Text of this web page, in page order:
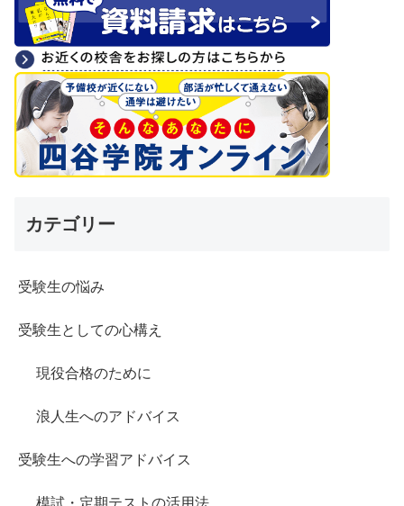
カテゴリー
受験生の悩み
受験生としての心構え
現役合格のために
浪人生へのアドバイス
受験生への学習アドバイス